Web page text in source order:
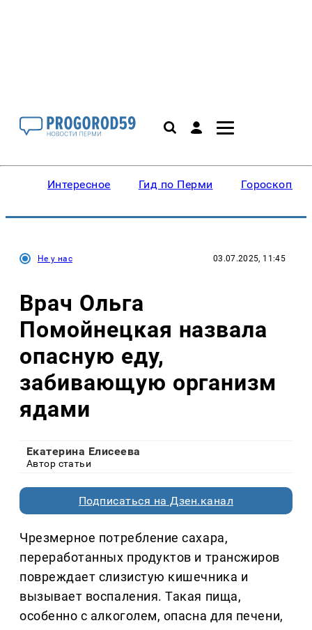
Интересное Гид по Перми Гороскопы
Не у нас 03.07.2025, 11:45
Врач Ольга
Помойнецкая назвала
опасную еду,
забивающую организм
ядами
Екатерина Елисеева
Автор статьи
Подписаться на Дзен.канал
Чрезмерное потребление сахара,
переработанных продуктов и трансжиров
повреждает слизистую кишечника и
вызывает воспаления. Такая пища,
особенно с алкоголем, опасна для печени,